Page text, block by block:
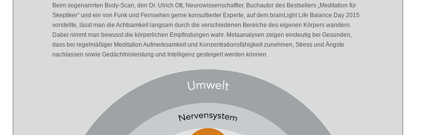
Beim sogenannten Body-Scan, den Dr. Ulrich Ott, Neurowissenschaftler, Buchautor des Bestsellers „Meditation für
Skeptiker“ und ein von Funk und Fernsehen gerne konsultierter Experte, auf dem brainLight Life Balance Day 2015
vorstellte, lässt man die Achtsamkeit langsam durch die verschiedenen Bereiche des eigenen Körpers wandern.
Dabei nimmt man bewusst die körperlichen Empfindungen wahr. Metaanalysen zeigen eindeutig bei Gesunden,
dass bei regelmäßiger Meditation Aufmerksamkeit und Konzentrationsfähigkeit zunehmen, Stress und Ängste
nachlassen sowie Gedächtnisleistung und Intelligenz gesteigert werden können.